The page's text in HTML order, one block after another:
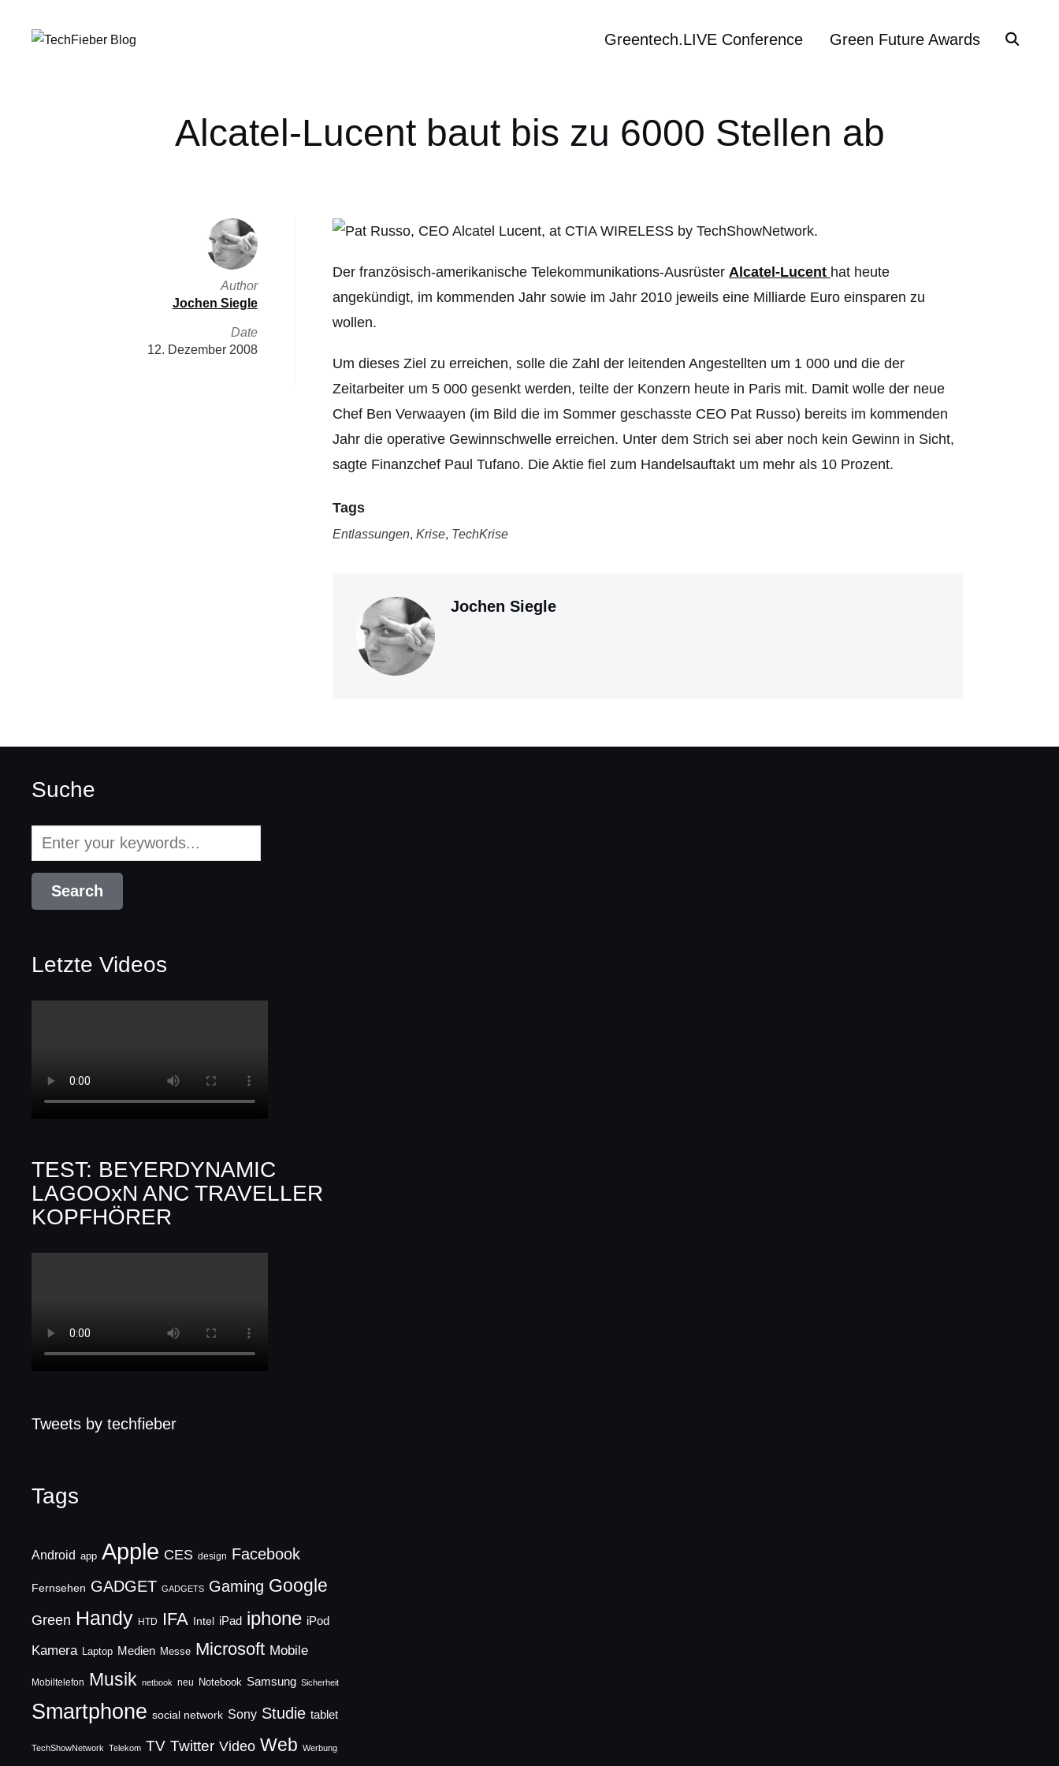
Greentech.LIVE Conference Green Future Awards
Alcatel-Lucent baut bis zu 6000 Stellen ab
Der französisch-amerikanische Telekommunikations-Ausrüster Alcatel-Lucent hat heute
angekündigt, im kommenden Jahr sowie im Jahr 2010 jeweils eine Milliarde Euro einsparen zu
wollen.
Um dieses Ziel zu erreichen, solle die Zahl der leitenden Angestellten um 1 000 und die der
Zeitarbeiter um 5 000 gesenkt werden, teilte der Konzern heute in Paris mit. Damit wolle der neue
Chef Ben Verwaayen (im Bild die im Sommer geschasste CEO Pat Russo) bereits im kommenden
Jahr die operative Gewinnschwelle erreichen. Unter dem Strich sei aber noch kein Gewinn in Sicht,
sagte Finanzchef Paul Tufano. Die Aktie fiel zum Handelsauftakt um mehr als 10 Prozent.
Tags
Entlassungen, Krise, TechKrise
Jochen Siegle
Author
Jochen Siegle
Date
12. Dezember 2008
Suche
Letzte Videos
TEST: BEYERDYNAMIC
LAGOOxN ANC TRAVELLER
KOPFHÖRER
Tweets by techfieber
Tags
Android app Apple CES design Facebook
Fernsehen GADGET GADGETS Gaming Google
Green Handy HTD IFA Intel iPad iphone iPod
Kamera Laptop Medien Messe Microsoft Mobile
Mobiltelefon Musik netbook neu Notebook Samsung Sicherheit
Smartphone social network Sony Studie tablet
TechShowNetwork Telekom TV Twitter Video Web Werbung